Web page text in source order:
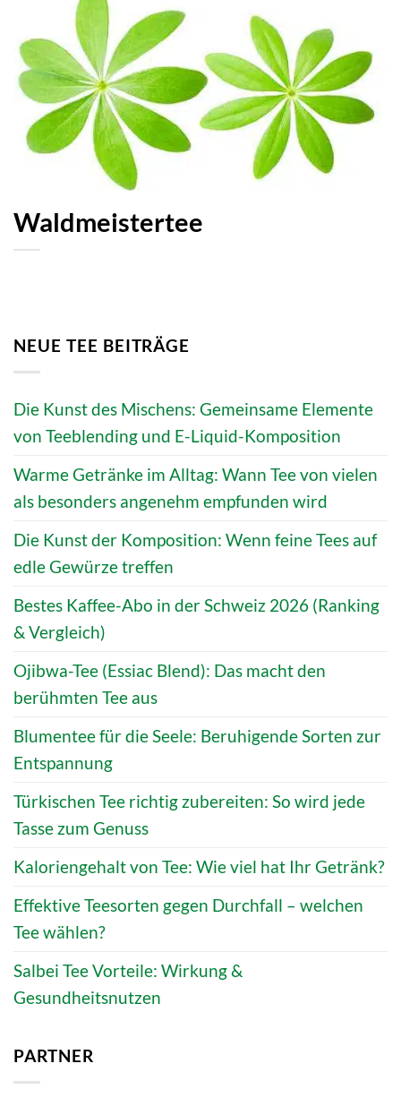
Waldmeistertee
NEUE TEE BEITRÄGE
Die Kunst des Mischens: Gemeinsame Elemente
von Teeblending und E-Liquid-Komposition
Warme Getränke im Alltag: Wann Tee von vielen
als besonders angenehm empfunden wird
Die Kunst der Komposition: Wenn feine Tees auf
edle Gewürze treffen
Bestes Kaffee-Abo in der Schweiz 2026 (Ranking
& Vergleich)
Ojibwa-Tee (Essiac Blend): Das macht den
berühmten Tee aus
Blumentee für die Seele: Beruhigende Sorten zur
Entspannung
Türkischen Tee richtig zubereiten: So wird jede
Tasse zum Genuss
Kaloriengehalt von Tee: Wie viel hat Ihr Getränk?
Effektive Teesorten gegen Durchfall – welchen
Tee wählen?
Salbei Tee Vorteile: Wirkung &
Gesundheitsnutzen
PARTNER